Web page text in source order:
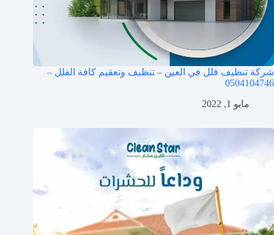
شركة تنظيف فلل في العين – تنظيف وتعقيم كافة الفلل –
0504104746
مايو 1, 2022